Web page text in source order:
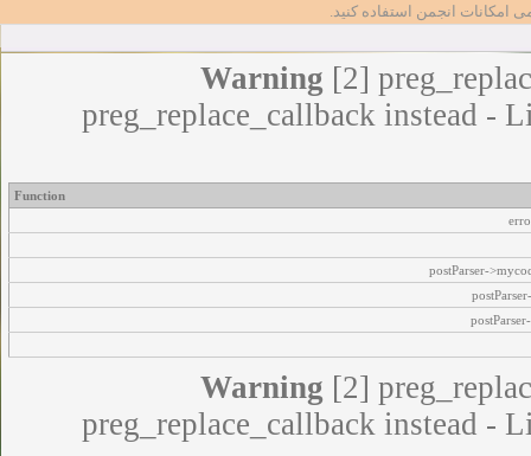
امکانات انجمن استفاده کنید.
Warning [2]
preg_replace_callback instead -
Function
postParser-
Warning [2]
preg_replace_callback instead -